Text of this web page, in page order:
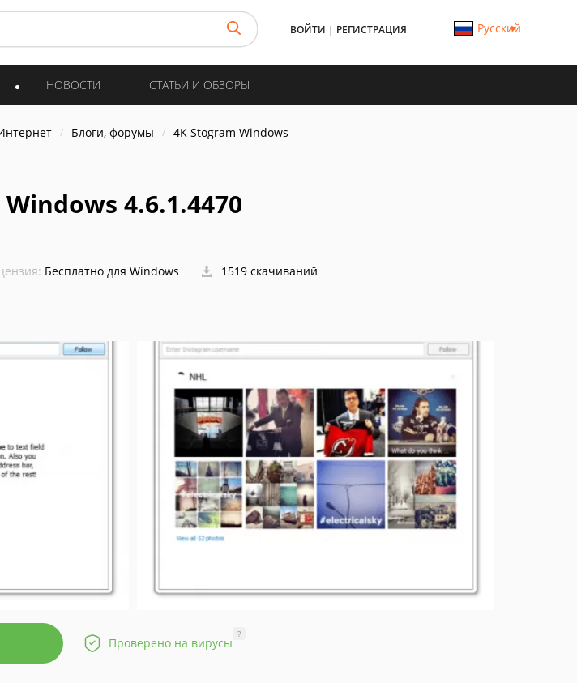
ВОЙТИ | РЕГИСТРАЦИЯ Русский
НОВОСТИ СТАТЬИ И ОБЗОРЫ
Блоги, форумы 4K Stogram Windows
4.6.1.4470
Бесплатно для Windows 1519 скачиваний
Проверено на вирусы
?